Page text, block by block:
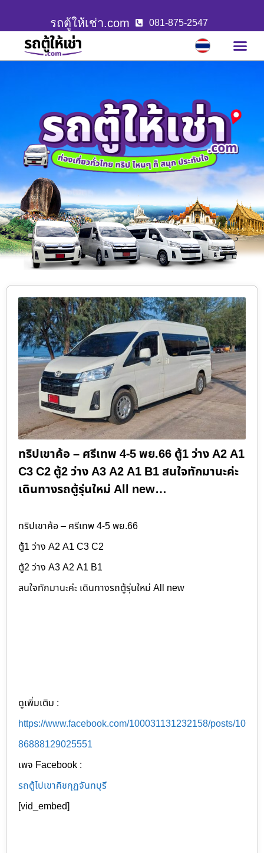
รถตู้ให้เช่า.com 081-875-2547
ทริปเขาค้อ – ศรีเทพ 4-5 พย.66 ตู้1 ว่าง A2 A1
C3 C2 ตู้2 ว่าง A3 A2 A1 B1 สนใจทักมานะค่ะ
เดินทางรถตู้รุ่นใหม่ All new…
ทริปเขาค้อ – ศรีเทพ 4-5 พย.66
ตู้1 ว่าง A2 A1 C3 C2
ตู้2 ว่าง A3 A2 A1 B1
สนใจทักมานะค่ะ เดินทางรถตู้รุ่นใหม่ All new
ดูเพิ่มเติม :
https://www.facebook.com/100031131232158/posts/10
86888129025551
เพจ Facebook :
รถตู้ไปเขาคิชกุฏจันทบุรี
[vid_embed]